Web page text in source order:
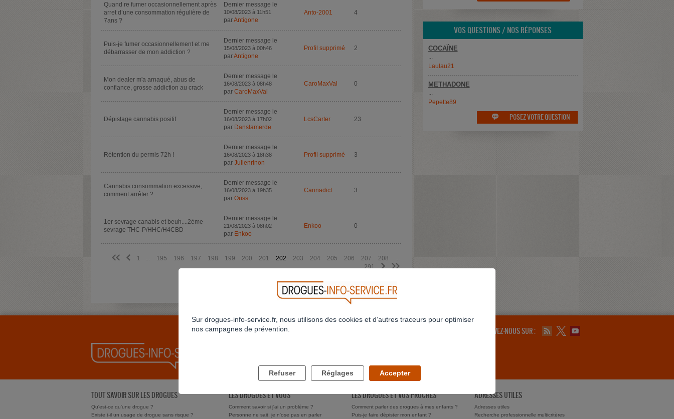
Quand re fumer occasionnellement après
arret d’une consommation régulière de
7ans ?
Dernier message le
10/08/2023 à 11h51
parAntigone
Anto-2001 4
Puis-je fumer occasionnellement et me
débarrasser de mon addiction ?
Dernier message le
15/08/2023 à 00h46
parAntigone
Profil supprimé 2
Mon dealer m'a arnaqué, abus de
confiance, grosse addiction au crack
Dernier message le
16/08/2023 à 08h48
par CaroMaxVal
CaroMaxVal 0
Dépistage cannabis positif
Dernier message le
16/08/2023 à 17h02
par Danslamerde
LcsCarter 23
Rétention du permis 72h !
Dernier message le
16/08/2023 à 18h38
par Julienrinon
Profil supprimé 3
Cannabis consommation excessive,
comment arrêter ?
Dernier message le
16/08/2023 à 19h35
par Ouss
Cannadict 3
1er sevrage canabis et beuh....2ème
sevrage THC-P/HHC/H4CBD
Dernier message le
21/08/2023 à 08h02
par Enkoo
Enkoo 0
<< < 1 195 196 197 198 199 200 201 202 203 204 205 206 207 208
291
> >>
CRÉEZ VOTRE FIL DE DISCUSSION RETOUR
VOS QUESTIONS / NOS RÉPONSES
COCAÏNE
Laulau21
METHADONE
Pepette89
 POSEZ VOTRE QUESTION
SUIVEZ-NOUS SUR :
TOUT SAVOIR SUR LES DROGUES
Qu'est-ce qu'une drogue ?
Existe t-il un usage de drogue sans risque ?
LES DROGUES ET VOUS
Comment savoir si j'ai un problème ?
Personne ne sait, je n'ose pas en parler
LES DROGUES ET VOS PROCHES
Comment parler des drogues à mes enfants ?
Puis-je faire dépister mon enfant ?
ADRESSES UTILES
Adresses utiles
Recherche professionnelle multicritères
Sur drogues-info-service.fr, nous utilisons des cookies et d’autres traceurs pour optimiser
nos campagnes de prévention.
Refuser Réglages Accepter